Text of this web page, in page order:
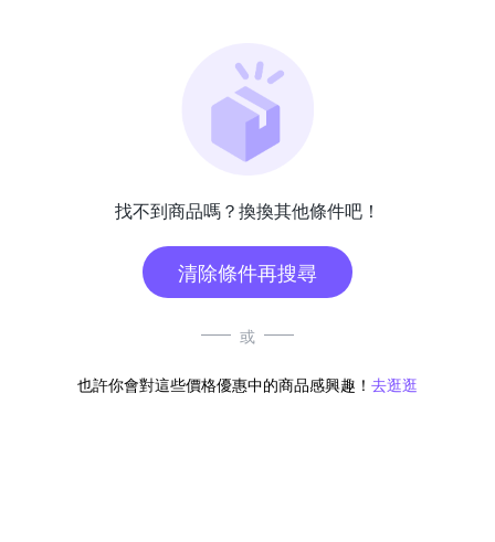
找不到商品嗎？換換其他條件吧！
清除條件再搜尋
或
也許你會對這些價格優惠中的商品感興趣！ 去逛逛